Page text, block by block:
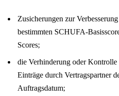
Zusicherungen zur
bestimmten SCHUFA-
Scores;
die Verhinderung oder Kontrolle
Einträge durch Vertragspartner
Auftragsdatum;